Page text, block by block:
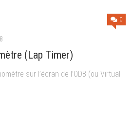
0
(Lap Timer)
sur l’écran de l’ODB (ou Virtual